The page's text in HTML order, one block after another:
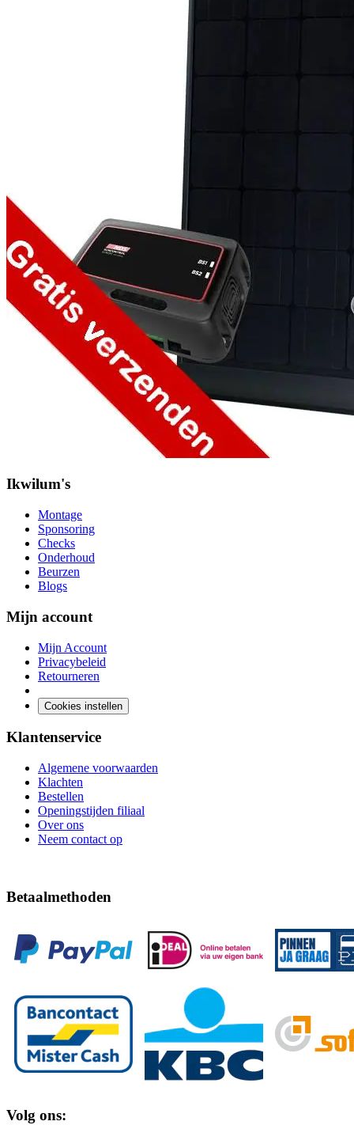
Ikwilum's
Montage
Sponsoring
Checks
Onderhoud
Beurzen
Blogs
Mijn account
Mijn Account
Privacybeleid
Retourneren
Cookies instellen
Klantenservice
Algemene voorwaarden
Klachten
Bestellen
Openingstijden filiaal
Over ons
Neem contact op
Betaalmethoden
Volg ons: